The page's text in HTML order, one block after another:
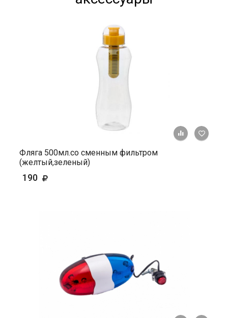
+ К
Фляга 500мл.со сменным фильтром
(желтый,зеленый)
190